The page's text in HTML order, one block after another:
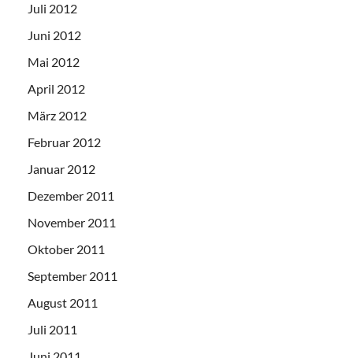
Juli 2012
Juni 2012
Mai 2012
April 2012
März 2012
Februar 2012
Januar 2012
Dezember 2011
November 2011
Oktober 2011
September 2011
August 2011
Juli 2011